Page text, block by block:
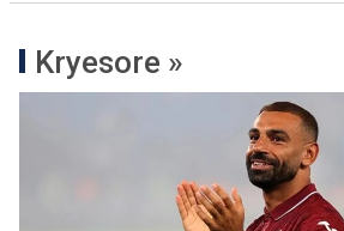
Kryesore »